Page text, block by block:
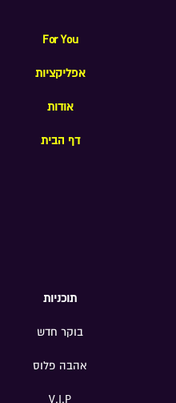
For You
אפליקציות
אודות
דף הבית
תוכניות
בוקר חדש
אהבה פלוס
V.I.P